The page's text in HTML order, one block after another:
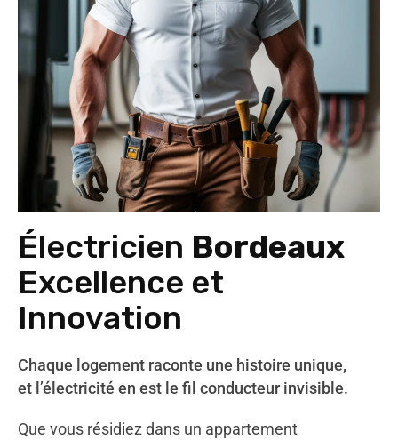
Électricien Bordeaux
Excellence et
Innovation
Chaque logement raconte une histoire unique,
et l’électricité en est le fil conducteur invisible.
Que vous résidiez dans un appartement